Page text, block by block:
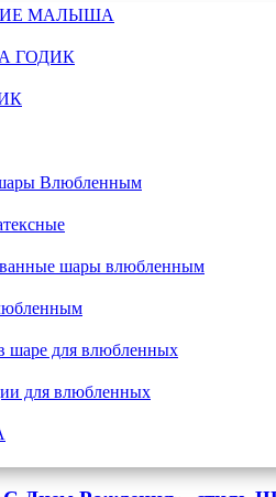
МАЛЫША
ГОДИК
Влюбленным
шары влюбленным
шаре для влюбленных
для влюбленных